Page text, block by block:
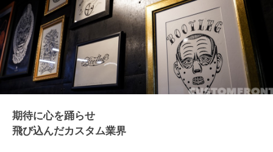
期待に心を踊らせ
飛び込んだカスタム業界